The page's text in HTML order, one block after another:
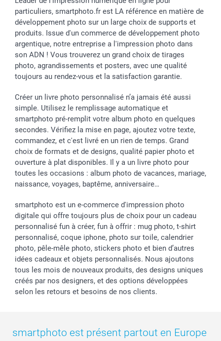
Dénicheur d'idées cadeau
Baptême
Toussaint
Rentrée des classes
Saint-Valentin
Vacances
Gestion des cookies
Tarifs
Partenariats & Influence
Investisseurs
Livraison
Modes de paiement
Grandes quantités
Statut de ma commande
particuliers, smartphoto.fr est LA référence en matière de
développement photo sur un large choix de supports et
produits. Issue d'un commerce de développement photo
argentique, notre entreprise a l'impression photo dans
son ADN ! Vous trouverez un grand choix de tirages
photo, agrandissements et posters, avec une qualité
toujours au rendez-vous et la satisfaction garantie.
Créer un livre photo personnalisé n’a jamais été aussi
simple. Utilisez le remplissage automatique et
smartphoto pré-remplit votre album photo en quelques
secondes. Vérifiez la mise en page, ajoutez votre texte,
commandez, et c'est livré en un rien de temps. Grand
choix de formats et de designs, qualité papier photo et
ouverture à plat disponibles. Il y a un livre photo pour
toutes les occasions : album photo de vacances, mariage,
naissance, voyages, baptême, anniversaire…
smartphoto est un e-commerce d'impression photo
digitale qui offre toujours plus de choix pour un cadeau
personnalisé fun à créer, fun à offrir : mug photo, t-shirt
personnalisé, coque iphone, photo sur toile, calendrier
photo, pêle-mêle photo, stickers photo et bien d’autres
idées cadeaux et objets personnalisés. Nous ajoutons
tous les mois de nouveaux produits, des designs uniques
créés par nos designers, et des options développées
selon les retours et besoins de nos clients.
smartphoto est présent partout en Europe